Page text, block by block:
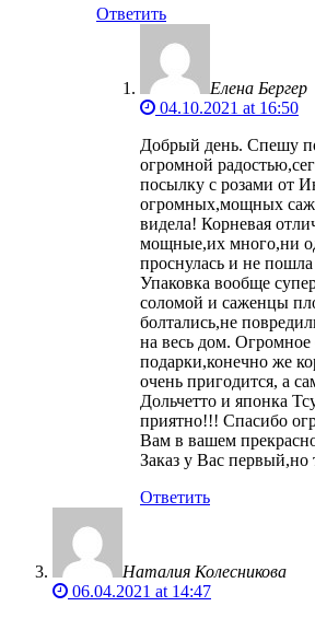
Ответить
Елена Бергер
04.10.2021 at 16:50
Добрый день. Спешу
огромной
посылку с розами от
огромных,мощных
видела! Корневая
мощные,их много,ни
проснулась и не
Упаковка вообще
соломой и саженцы
болтались,не
на весь дом. Огромное
подарки,конечно же
очень пригодится, а
Дольчетто и японка
приятно!!! Спасибо
Вам в вашем
Заказ у Вас
Ответить
Наталия Колесникова
06.04.2021 at 14:47